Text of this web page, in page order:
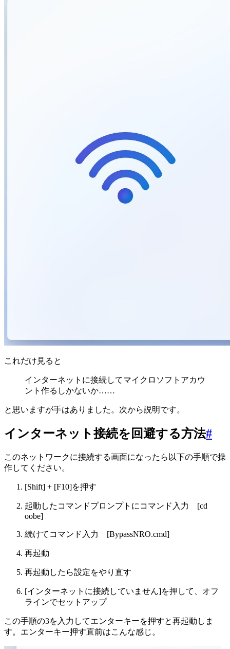
これだけ見ると
インターネットに接続してマイクロソフトアカウ
ント作るしかないか……
と思いますが手はありました。次から説明です。
インターネット接続を回避する方法#
このネットワークに接続する画面になったら以下の手順で操
作してください。
[Shift] + [F10]を押す
起動したコマンドプロンプトにコマンド入力 [cd
oobe]
続けてコマンド入力 [BypassNRO.cmd]
再起動
再起動したら設定をやり直す
[インターネットに接続していません]を押して、オフ
ラインでセットアップ
この手順の3を入力してエンターキーを押すと再起動しま
す。エンターキー押す直前はこんな感じ。